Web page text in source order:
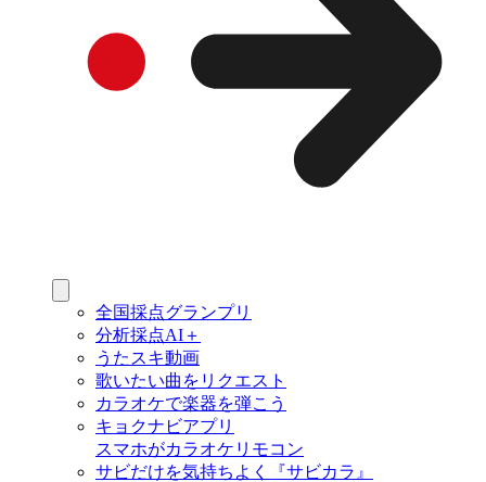
全国採点グランプリ
分析採点AI＋
うたスキ動画
歌いたい曲をリクエスト
カラオケで楽器を弾こう
キョクナビアプリ
スマホがカラオケリモコン
サビだけを気持ちよく『サビカラ』